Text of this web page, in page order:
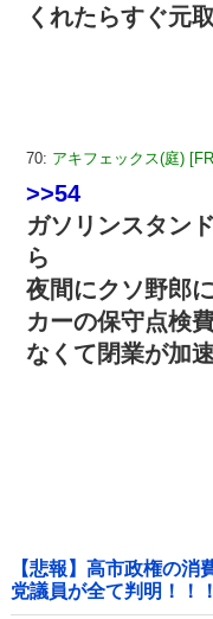
くれたらすぐ元
70: アキフェックス(庭)
>>54
ガソリンスタン
ら
夜間にクソ野郎
カーの保守点検
なくて閉業が加
【悲報】高市政権の
党議員が全て判明！！